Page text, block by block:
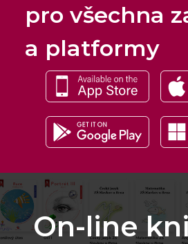
pro všechna
a platformy
On-line